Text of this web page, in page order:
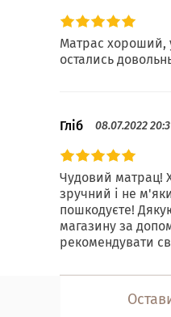
Матрас
остались
Гліб 08.07.2022
Чудовий матрац!
зручний і не
пошкодуєте!
магазину за
рекомендувати